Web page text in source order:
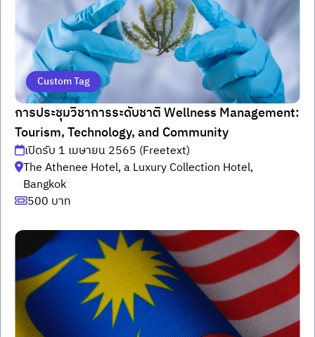
Custom Tag
การประชุมวิชาการระดับชาติ Wellness Management:
Tourism, Technology, and Community
เปิดรับ 1 เมษายน 2565 (Freetext)
The Athenee Hotel, a Luxury Collection Hotel,
Bangkok
500 บาท